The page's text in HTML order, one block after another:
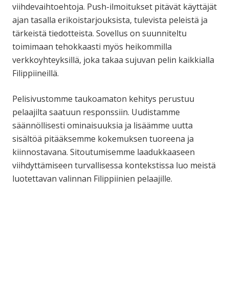
viihdevaihtoehtoja. Push-ilmoitukset pitävät käyttäjät
ajan tasalla erikoistarjouksista, tulevista peleistä ja
tärkeistä tiedotteista. Sovellus on suunniteltu
toimimaan tehokkaasti myös heikommilla
verkkoyhteyksillä, joka takaa sujuvan pelin kaikkialla
Filippiineillä.
Pelisivustomme taukoamaton kehitys perustuu
pelaajilta saatuun responssiin. Uudistamme
säännöllisesti ominaisuuksia ja lisäämme uutta
sisältöä pitääksemme kokemuksen tuoreena ja
kiinnostavana. Sitoutumisemme laadukkaaseen
viihdyttämiseen turvallisessa kontekstissa luo meistä
luotettavan valinnan Filippiinien pelaajille.